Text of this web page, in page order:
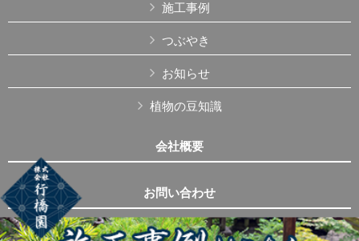
施工事例
つぶやき
お知らせ
植物の豆知識
会社概要
お問い合わせ